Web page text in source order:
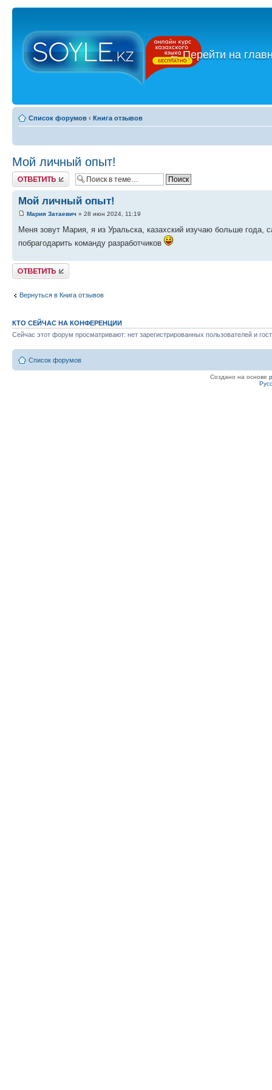
←Перейти на
Список форумов ‹ Книга отзывов
Мой личный опыт!
Ответить
Мой личный опыт!
Мария Затаевич » 28 июн 2024, 11:19
Меня зовут Мария, я из Уральска, казахский изучаю больше года,
побрагодарить команду разработчиков
Ответить
Вернуться в Книга отзывов
КТО СЕЙЧАС НА КОНФЕРЕНЦИИ
Сейчас этот форум просматривают: нет зарегистрированных пользователей и
Список форумов
Создано на основе